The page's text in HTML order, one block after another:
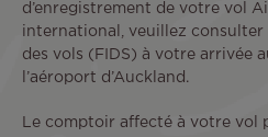
d’enregistrement de votre vol
international, veuillez consulter
des vols (FIDS) à votre arrivée
l’aéroport d’Auckland.
Le comptoir affecté à votre vol